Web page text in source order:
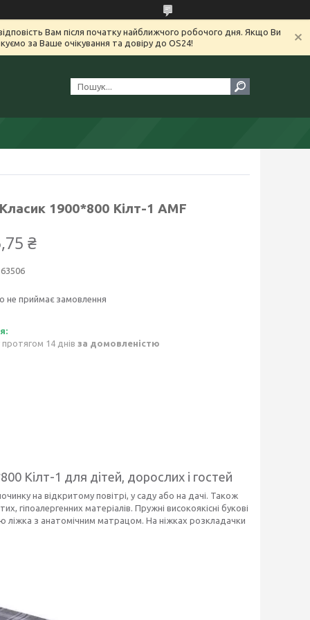
Вам після початку найближчого робочого дня. Якщо Ви
за Ваше очікування та довіру до OS24!
1900*800 Кілт-1 АМF
₴
не приймає замовлення
14 днів за домовленістю
Кілт-1 для дітей, дорослих і гостей
на відкритому повітрі, у саду або на дачі. Також
матеріалів. Пружні високоякісні букові
ліжка з анатомічним матрацом. На ніжках розкладачки